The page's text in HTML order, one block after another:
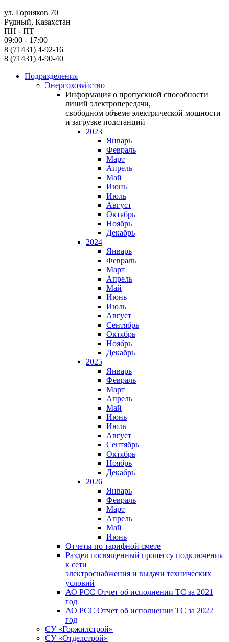
ул. Горняков 70
Рудный, Казахстан
ПН - ПТ
09:00 - 17:00
8 (71431) 4-92-16
8 (71431) 4-90-40
Подразделения
Энергохозяйство
Информация о пропускной способности
линий электропередачи,
свободном объеме электрической мощности
и загрузке подстанций
2023
Январь
Февраль
Март
Апрель
Май
Июнь
Июль
Август
Октябрь
Ноябрь
Декабрь
2024
Январь
Февраль
Март
Апрель
Май
Июнь
Июль
Август
Сентябрь
Октябрь
Ноябрь
Декабрь
2025
Январь
Февраль
Март
Апрель
Май
Июнь
Июль
Август
Сентябрь
Октябрь
Ноябрь
Декабрь
2026
Январь
Февраль
Март
Апрель
Май
Июнь
Отчеты по тарифной смете
Раздел посвященный процессу подключения
к сети
электроснабжения и выдачи технических
условий
АО РСС Отчет об исполнении ТС за 2021
год
АО РСС Отчет об исполнении ТС за 2022
год
СУ «Горжилстрой»
СУ «Отделстрой»